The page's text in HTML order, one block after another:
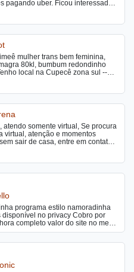
pagando uber. Ficou interessado
mulher trans bem feminina,
80kl, bumbum redondinho
local na Cupecê zona sul --
em preço promocional.... Venha
umas horas de prazer.
atendo somente virtual, Se procura
virtual, atenção e momentos
sair de casa, entre em contato,
produzidos com muito tesao feitos
seus desejos, venham me
programa estilo namoradinha
disponível no privacy Cobro por
completo valor do site no meu
a combinar